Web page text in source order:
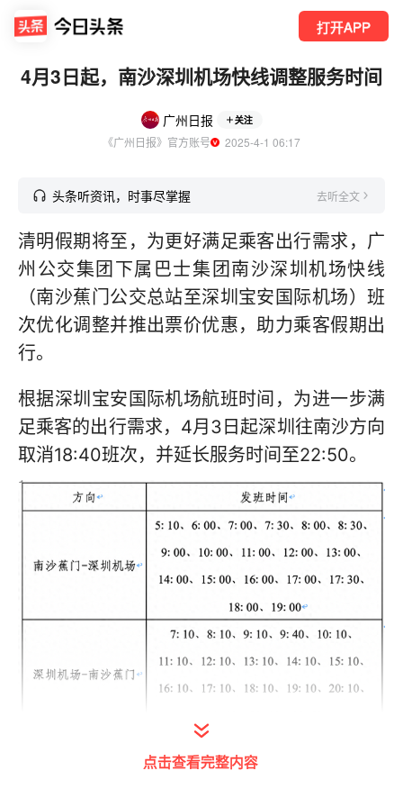
打开APP
4月3日起，南沙深圳机场快线调整服务时间
广州日报 关注
《广州日报》官方账号
  2025-4-1 06:17
头条听资讯，时事尽掌握 去听全文
清明假期将至，为更好满足乘客出行需求，广
州公交集团下属巴士集团南沙深圳机场快线
（南沙蕉门公交总站至深圳宝安国际机场）班
次优化调整并推出票价优惠，助力乘客假期出
行。
根据深圳宝安国际机场航班时间，为进一步满
足乘客的出行需求，4月3日起深圳往南沙方向
取消18:40班次，并延长服务时间至22:50。
此外，为便利市民清明假期的出行，南沙深圳
点击查看完整内容